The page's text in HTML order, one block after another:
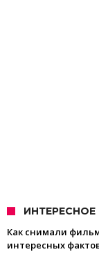
ИНТЕРЕСНОЕ
Как снимали
интересных